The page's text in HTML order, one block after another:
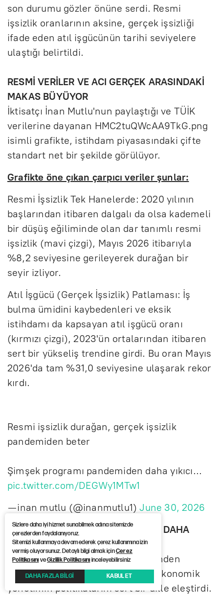
son durumu gözler önüne serdi. Resmi
işsizlik oranlarının aksine, gerçek işsizliği
ifade eden atıl işgücünün tarihi seviyelere
ulaştığı belirtildi.
RESMİ VERİLER VE ACI GERÇEK ARASINDAKİ
MAKAS BÜYÜYOR
İktisatçı İnan Mutlu'nun paylaştığı ve TÜİK
verilerine dayanan HMC2tuQWcAA9TkG.png
isimli grafikte, istihdam piyasasındaki çifte
standart net bir şekilde görülüyor.
Grafikte öne çıkan çarpıcı veriler şunlar:
Resmi İşsizlik Tek Hanelerde: 2020 yılının
başlarından itibaren dalgalı da olsa kademeli
bir düşüş eğiliminde olan dar tanımlı resmi
işsizlik (mavi çizgi), Mayıs 2026 itibarıyla
%8,2 seviyesine gerileyerek durağan bir
seyir izliyor.
Atıl İşgücü (Gerçek İşsizlik) Patlaması: İş
bulma ümidini kaybedenleri ve eksik
istihdamı da kapsayan atıl işgücü oranı
(kırmızı çizgi), 2023'ün ortalarından itibaren
sert bir yükseliş trendine girdi. Bu oran Mayıs
2026'da tam %31,0 seviyesine ulaşarak rekor
kırdı.
Resmi işsizlik durağan, gerçek işsizlik
pandemiden beter
Şimşek programı pandemiden daha yıkıcı...
pic.twitter.com/DEGWy1MTw1
— inan mutlu (@inanmutlu1)June 30, 2026
"ŞİMŞEK PROGRAMI PANDEMİDEN DAHA
YIKICI"
İnan Mutlu, paylaştığı grafik üzerinden
yaptığı değerlendirmede mevcut ekonomik
yönetimin politikalarını sert bir dille eleştirdi.
Sizlere daha iyi hizmet sunabilmek adına sitemizde
çerezlerden faydalanıyoruz.
Sitemizi kullanmaya devam ederek çerez kullanımına izin
vermiş oluyorsunuz. Detaylı bilgi almak içinÇerez
PolitikasınıveGizlilik Politikasınıinceleyebilirsiniz
DAHA FAZLA BİLGİ KABUL ET